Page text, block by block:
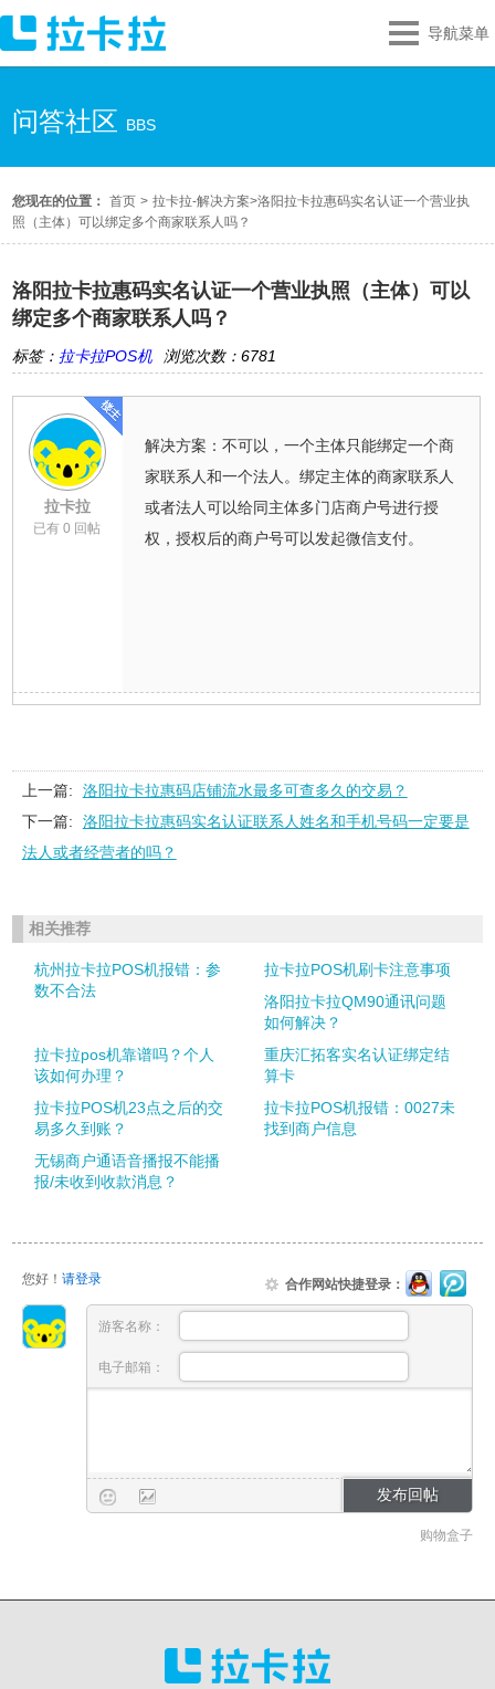
导航菜单
问答社区 BBS
您现在的位置： 首页 > 拉卡拉-解决方案>洛阳拉卡拉惠码实名认证一个营业执
照（主体）可以绑定多个商家联系人吗？
洛阳拉卡拉惠码实名认证一个营业执照（主体）可以
绑定多个商家联系人吗？
标签： 拉卡拉POS机 浏览次数：6781
拉卡拉
已有 0 回帖
解决方案：不可以，一个主体只能绑定一个商
家联系人和一个法人。绑定主体的商家联系人
或者法人可以给同主体多门店商户号进行授
权，授权后的商户号可以发起微信支付。
上一篇:
洛阳拉卡拉惠码店铺流水最多可查多久的交易？
下一篇:
洛阳拉卡拉惠码实名认证联系人姓名和手机号码一定要是
法人或者经营者的吗？
相关推荐
杭州拉卡拉POS机报错：参
数不合法
拉卡拉POS机刷卡注意事项
洛阳拉卡拉QM90通讯问题
如何解决？
拉卡拉pos机靠谱吗？个人
该如何办理？
重庆汇拓客实名认证绑定结
算卡
拉卡拉POS机23点之后的交
易多久到账？
拉卡拉POS机报错：0027未
找到商户信息
无锡商户通语音播报不能播
报/未收到收款消息？
您好！ 请登录 合作网站快捷登录：
游客名称：
电子邮箱：
购物盒子